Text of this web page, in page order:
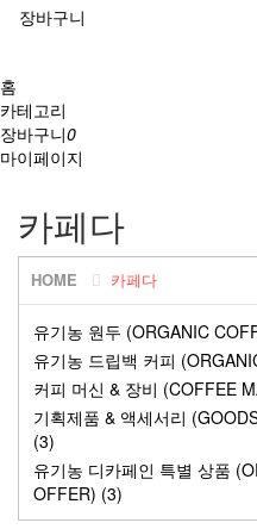
장바구니
홈
카테고리
장바구니0
마이페이지
카페다
HOME 카페다
유기농 원두 (ORGANIC
유기농 드립백 커피
커피 머신 & 장비 (COFFEE
기획제품 & 액세서리
(3)
유기농 디카페인 특별 상품
OFFER) (3)